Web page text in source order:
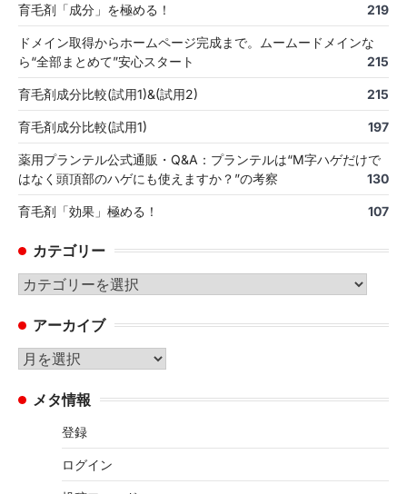
育毛剤「成分」を極める！ 219
ドメイン取得からホームページ完成まで。ムームードメインな
ら“全部まとめて”安心スタート
215
育毛剤成分比較(試用1)&(試用2) 215
育毛剤成分比較(試用1) 197
薬用プランテル公式通販・Q&A：プランテルは“M字ハゲだけで
はなく頭頂部のハゲにも使えますか？”の考察
130
育毛剤「効果」極める！ 107
カテゴリー
カ
ゴ
リ
ー
アーカイブ
ア
カ メタ情報
登録
ログイン